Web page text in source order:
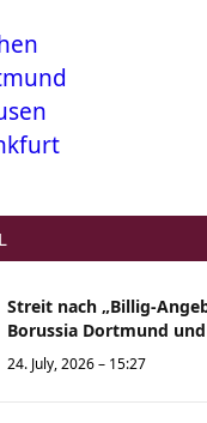
Streit nach „Billig-
Borussia Dortmund
24. July, 2026 – 15:27